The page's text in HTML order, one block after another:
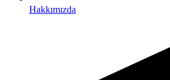
Hakkımızda